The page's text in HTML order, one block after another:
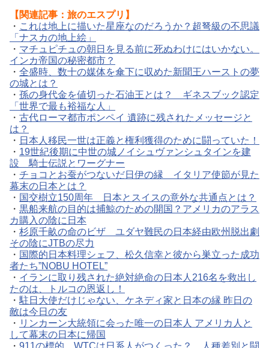
【関連記事：旅のエスプリ】
・ これは地上に描いた星座なのだろうか？超弩級の不思議
「ナスカの地上絵」
・ マチュピチュの朝日を見る前に死ぬわけにはいかない。
インカ帝国の秘密都市？
・ 全盛時、数十の媒体を傘下に収めた新聞王ハーストの夢
の城とは？
・ 孫の身代金を値切った石油王とは？ ギネスブック認定
「世界で最も裕福な人」
・ 古代ローマ都市ポンペイ 遺跡に残されたメッセージと
は？
・ 日本人移民一世は正義と権利獲得のために闘っていた！
・ 19世紀後期に中世の城ノイシュヴァンシュタインを建
設 騎士伝説とワーグナー
・ チョコとお蚕がつないだ日伊の縁 イタリア使節が見た
幕末の日本とは？
・ 国交樹立150周年 日本とスイスの意外な共通点とは？
・ 黒船来航の目的は捕鯨のための開国？アメリカのアラス
カ購入の陰に日本
・ 杉原千畝の命のビザ ユダヤ難民の日本経由欧州脱出劇
その陰にJTBの尽力
・ 国際的日本料理シェフ、松久信幸と彼から巣立った成功
者たち”NOBU HOTEL”
・ イランに取り残された絶対絶命の日本人216名を救出し
たのは、トルコの恩返し！
・駐日大使だけじゃない、ケネディ家と日本の縁 昨日の
敵は今日の友
・ リンカーン大統領に会った唯一の日本人 アメリカ人と
して幕末の日本に帰国